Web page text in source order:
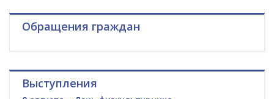
Обращения граждан
Выступления